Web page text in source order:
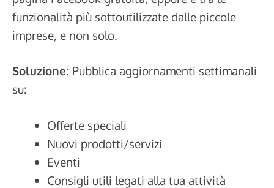
funzionalità più sottoutilizzate dalle piccole
imprese, e non solo.
Soluzione: Pubblica aggiornamenti settimanali
su:
Offerte speciali
Nuovi prodotti/servizi
Eventi
Consigli utili legati alla tua attività